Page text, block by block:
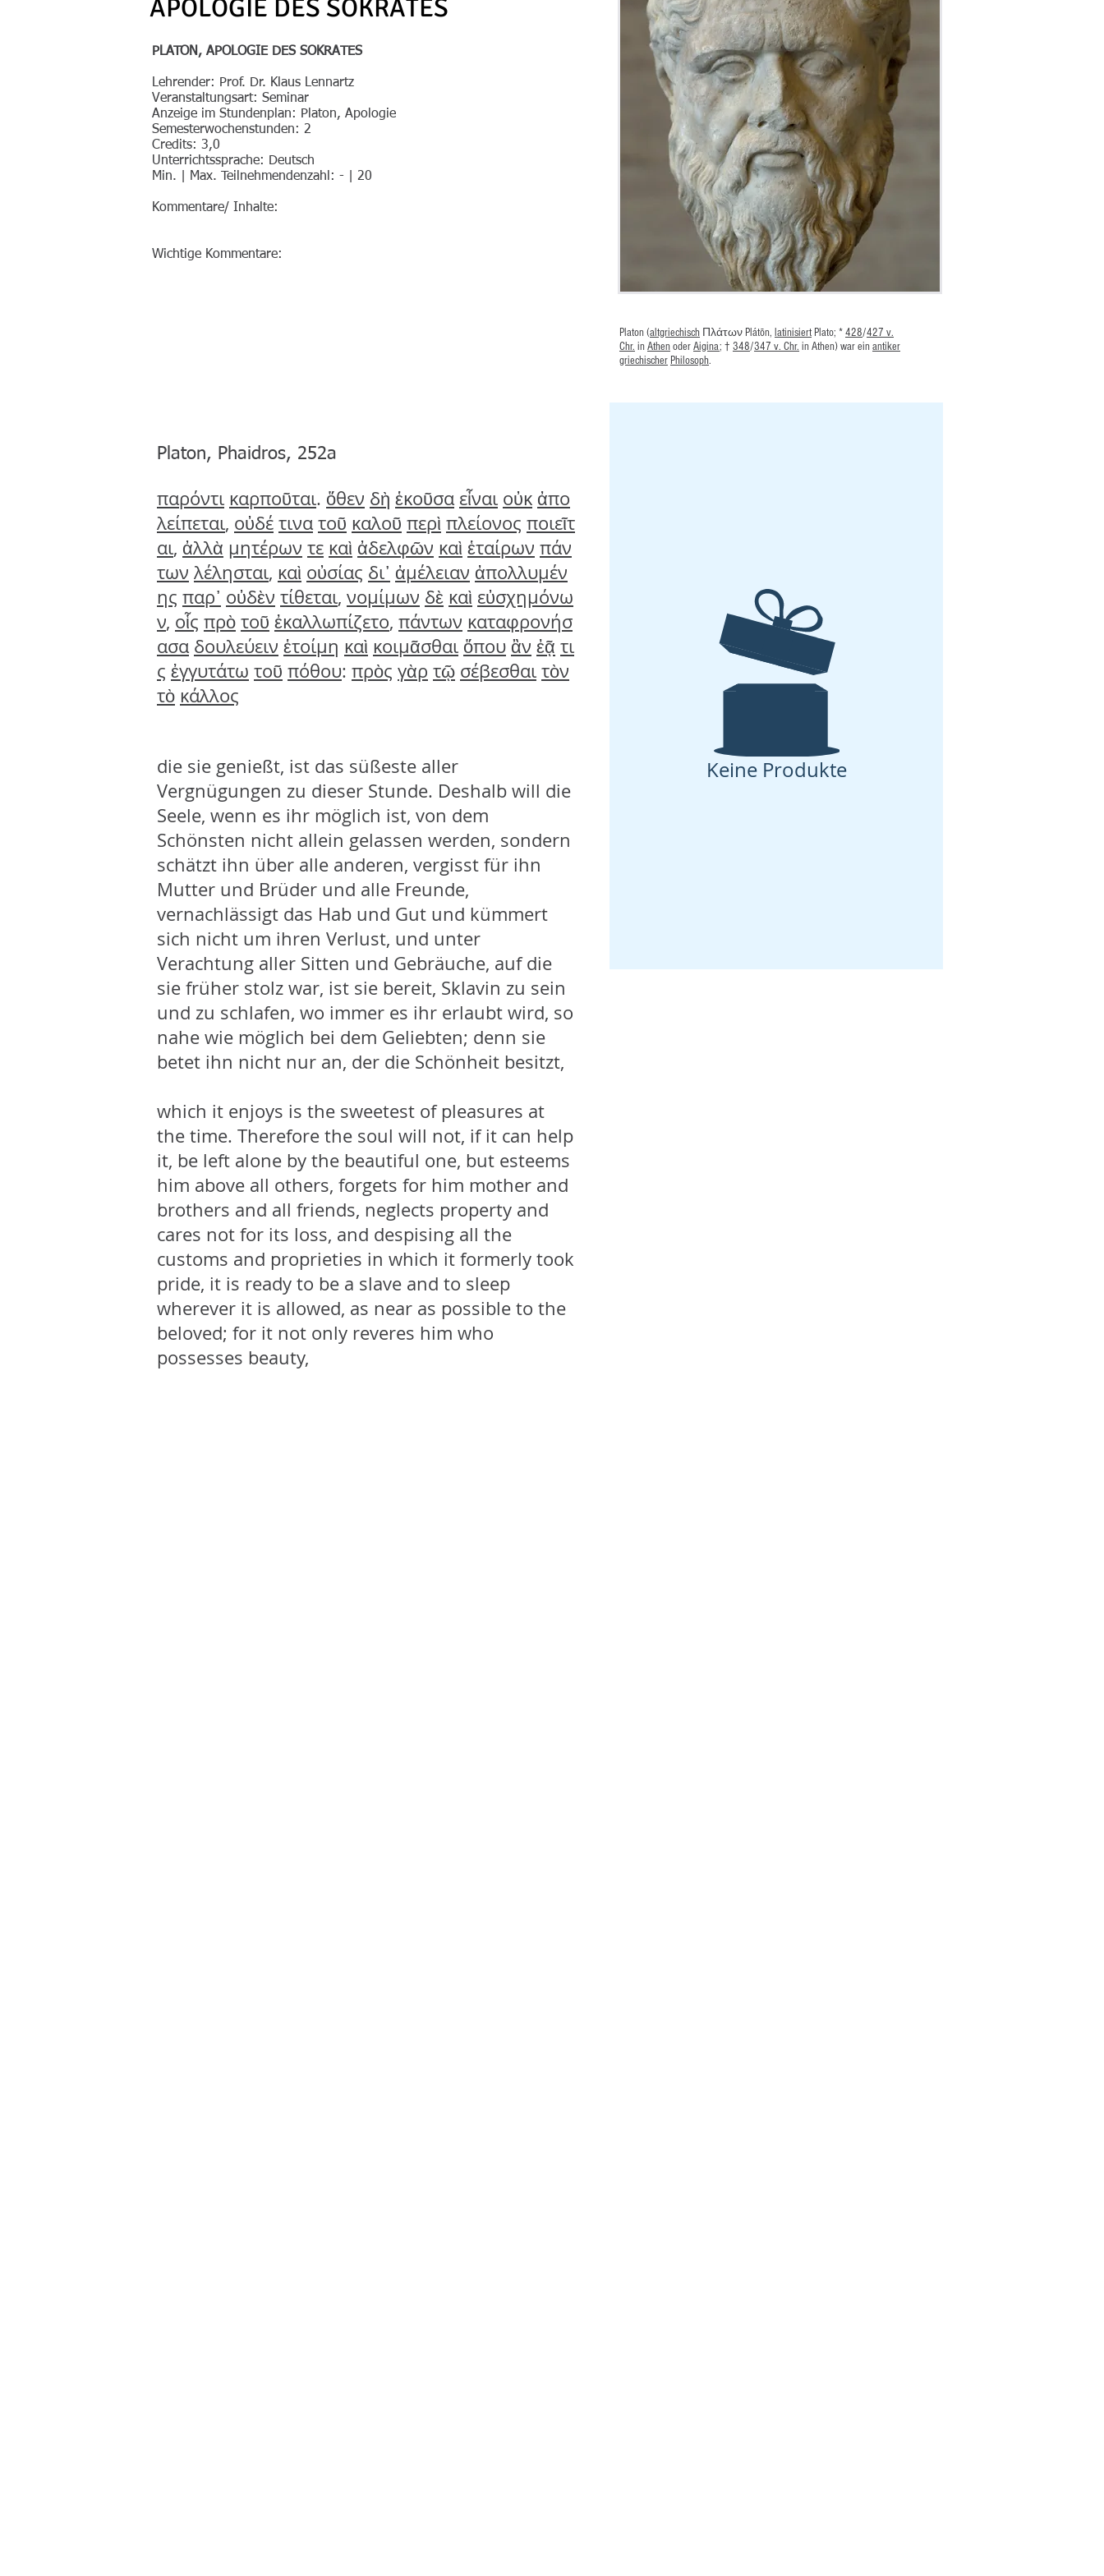
APOLOGIE DES SOKRATES
PLATON, APOLOGIE DES SOKRATES
Lehrender: Prof. Dr. Klaus Lennartz
Veranstaltungsart: Seminar
Anzeige im Stundenplan: Platon, Apologie
Semesterwochenstunden: 2
Credits: 3,0
Unterrichtssprache: Deutsch
Min. | Max. Teilnehmendenzahl: - | 20
Kommentare/ Inhalte:
Wichtige Kommentare:
Platon (altgriechisch Πλάτων Plátōn, latinisiert Plato; *428/427 v.
Chr. inAthenoderAigina; † 348/347 v. Chr. in Athen) war einantiker
griechischer Philosoph.
Keine Produkte
Platon, Phaidros, 252a
παρόντι καρποῦται. ὅθεν δὴ ἑκοῦσα εἶναι οὐκ ἀπο
λείπεται, οὐδέ τινα τοῦ καλοῦ περὶ πλείονος ποιεῖτ
αι, ἀλλὰ μητέρων τε καὶ ἀδελφῶν καὶ ἑταίρων πάν
των λέλησται, καὶ οὐσίας δι᾽ ἀμέλειαν ἀπολλυμέν
ης παρ᾽ οὐδὲν τίθεται, νομίμων δὲ καὶ εὐσχημόνω
ν, οἷς πρὸ τοῦ ἐκαλλωπίζετο, πάντων καταφρονήσ
ασα δουλεύειν ἑτοίμη καὶ κοιμᾶσθαι ὅπου ἂν ἐᾷ τι
ς ἐγγυτάτω τοῦ πόθου: πρὸς γὰρ τῷ σέβεσθαι τὸν
τὸ κάλλος
die sie genießt, ist das süßeste aller
Vergnügungen zu dieser Stunde. Deshalb will die
Seele, wenn es ihr möglich ist, von dem
Schönsten nicht allein gelassen werden, sondern
schätzt ihn über alle anderen, vergisst für ihn
Mutter und Brüder und alle Freunde,
vernachlässigt das Hab und Gut und kümmert
sich nicht um ihren Verlust, und unter
Verachtung aller Sitten und Gebräuche, auf die
sie früher stolz war, ist sie bereit, Sklavin zu sein
und zu schlafen, wo immer es ihr erlaubt wird, so
nahe wie möglich bei dem Geliebten; denn sie
betet ihn nicht nur an, der die Schönheit besitzt,
which it enjoys is the sweetest of pleasures at
the time. Therefore the soul will not, if it can help
it, be left alone by the beautiful one, but esteems
him above all others, forgets for him mother and
brothers and all friends, neglects property and
cares not for its loss, and despising all the
customs and proprieties in which it formerly took
pride, it is ready to be a slave and to sleep
wherever it is allowed, as near as possible to the
beloved; for it not only reveres him who
possesses beauty,